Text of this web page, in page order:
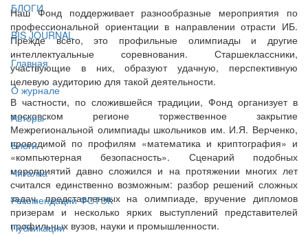
БЛОГИ
BIS JOURNAL
Главная
О журнале
Авторы
Блоги
Читалка
Рекомендации ФСТЭК
Публикации
Наш Фонд поддерживает разнообразные мероприятия по
профессиональной ориентации в направлении отрасти ИБ.
Прежде всего, это профильные олимпиады и другие
интеллектуальные соревнования. Старшеклассники,
участвующие в них, образуют удачную, перспективную
целевую аудиторию для такой деятельности.
В частности, по сложившейся традиции, Фонд организует в
московском регионе торжественное закрытие
Межрегиональной олимпиады школьников им. И.Я. Верченко,
проводимой по профилям «математика и криптография» и
«компьютерная безопасность». Сценарий подобных
мероприятий давно сложился и на протяжении многих лет
считался единственно возможным: разбор решений сложных
задач, представленных на олимпиаде, вручение дипломов
призерам и несколько ярких выступлений представителей
профильных вузов, науки и промышленности.